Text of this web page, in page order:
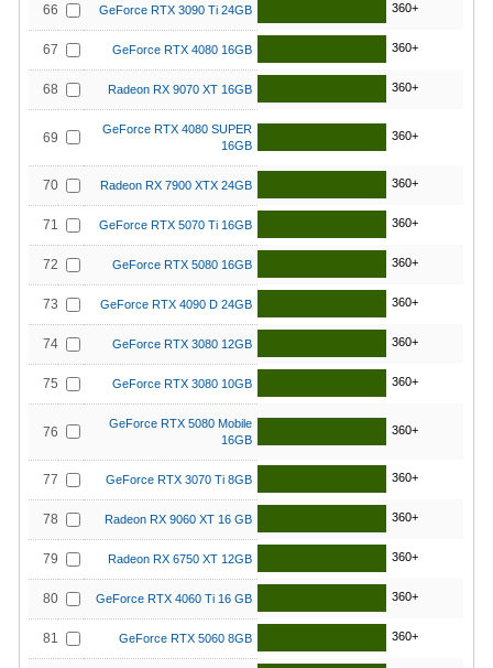
66 GeForce RTX 3090 Ti 24GB 360+
67 GeForce RTX 4080 16GB 360+
68 Radeon RX 9070 XT 16GB 360+
69
GeForce RTX 4080 SUPER
16GB
360+
70 Radeon RX 7900 XTX 24GB 360+
71 GeForce RTX 5070 Ti 16GB 360+
72 GeForce RTX 5080 16GB 360+
73 GeForce RTX 4090 D 24GB 360+
74 GeForce RTX 3080 12GB 360+
75 GeForce RTX 3080 10GB 360+
76
GeForce RTX 5080 Mobile
16GB
360+
77 GeForce RTX 3070 Ti 8GB 360+
78 Radeon RX 9060 XT 16 GB 360+
79 Radeon RX 6750 XT 12GB 360+
80 GeForce RTX 4060 Ti 16 GB 360+
81 GeForce RTX 5060 8GB 360+